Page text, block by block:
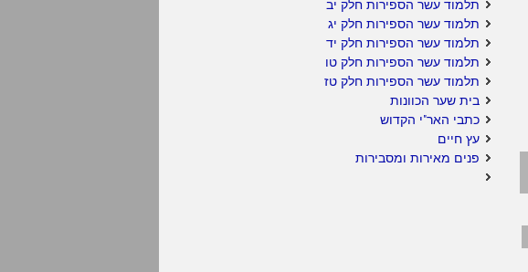
תלמוד עשר הספירות חלק יב
תלמוד עשר הספירות חלק יג
תלמוד עשר הספירות חלק יד
תלמוד עשר הספירות חלק טו
תלמוד עשר הספירות חלק טז
בית שער הכוונות
כתבי האר"י הקדוש
עץ חיים
פנים מאירות ומסבירות